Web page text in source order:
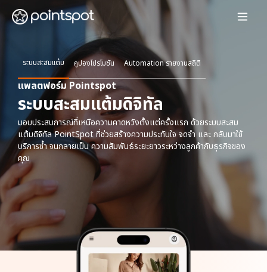
ระบบสะสมแต้ม คูปองโปรโมชัน Automation รายงานสถิติ
แพลตฟอร์ม Pointspot
ระบบสะสมแต้มดิจิทัล
มอบประสบการณ์ที่เหนือความคาดหวังตั้งแต่ครั้งแรก ด้วยระบบสะสม
แต้มดิจิทัล PointSpot ที่ช่วยสร้างความประทับใจ จดจำ และ กลับมาใช้
บริการซ้ำ จนกลายเป็น ความสัมพันธ์ระยะยาวระหว่างลูกค้ากับธุรกิจของ
คุณ